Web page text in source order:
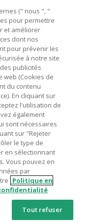
sont calculés par les
taxes et hors frais de
AdBlock, uBlock, Pi-
votre commande.
faut revenir sur
rose de cashback
votre achat.
est le dernier lien
de finaliser votre
ou activités
de cashback sera
DE AU
(" nous ", "
pour permettre
et améliorer
dont nos
pour prévenir les
à notre site
publicités
web (Cookies de
du contenu
En cliquant sur
l'utilisation de
également
sont nécessaires
sur "Rejeter
le type de
en sélectionnant
Vous pouvez en
par
Politique en
Tout refuser